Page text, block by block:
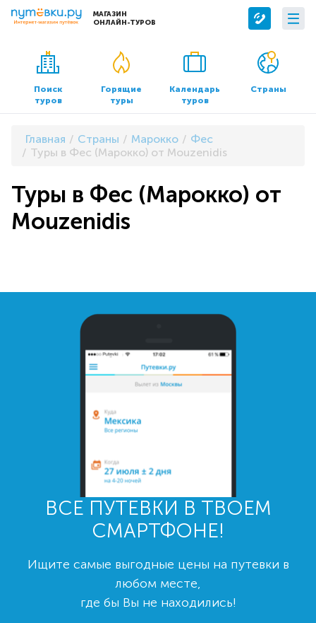
МАГАЗИН
ОНЛАЙН-ТУРОВ
Сервисы
Бронирование отелей
Трансфер
О компании
О нас
Контакты
Документы и реквизиты
Поиск
туров
Горящие
туры
Календарь
туров
Страны
Главная Страны Марокко
Фес
Туры в Фес (Марокко) от Mouzenidis
Туры в Фес (Марокко) от
Mouzenidis
ВСЕ ПУТЕВКИ В ТВОЕМ
СМАРТФОНЕ!
Ищите самые выгодные цены на путевки в
любом месте,
где бы Вы не находились!